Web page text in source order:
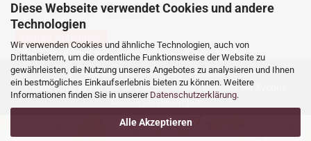
Diese Webseite verwendet Cookies und andere
Technologien
Wir verwenden Cookies und ähnliche Technologien, auch von
Drittanbietern, um die ordentliche Funktionsweise der Website zu
gewährleisten, die Nutzung unseres Angebotes zu analysieren und Ihnen
ein bestmögliches Einkaufserlebnis bieten zu können. Weitere
Informationen finden Sie in unserer Datenschutzerklärung.
Alle Akzeptieren
Alle Preise sind inkl. MwSt., zzgl.Versandkosten
Online Shopby Gambio.de © 2025 Gambio Templates bei
Cookie Einstellungen